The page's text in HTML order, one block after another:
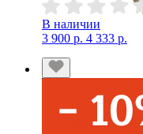
В наличии
3 900 р. 4 333 р.